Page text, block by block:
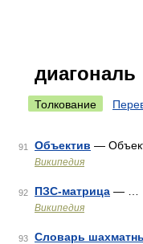
диагональ
Толкование
91 Объектив —
Википедия
92 ПЗС-матрица — …
Википедия
93 Словарь